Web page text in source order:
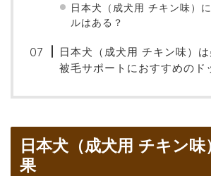
日本犬（成犬用 チキン味）
ルはある？
日本犬（成犬用 チキン味）は
被毛サポートにおすすめのド
日本犬（成犬用 チキン
果